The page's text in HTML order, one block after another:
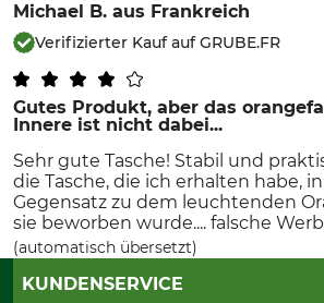
Michael B. aus Frankreich
Verifizierter Kauf auf GRUBE.FR
Gutes Produkt, aber das
Innere ist nicht dabei...
Sehr gute Tasche! Stabil und
die Tasche, die ich erhalten habe,
Gegensatz zu dem leuchtenden
sie beworben wurde.... falsche
(automatisch übersetzt)
KUNDENSERVICE